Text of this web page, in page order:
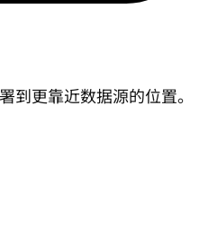
到更靠近数据源的位置。